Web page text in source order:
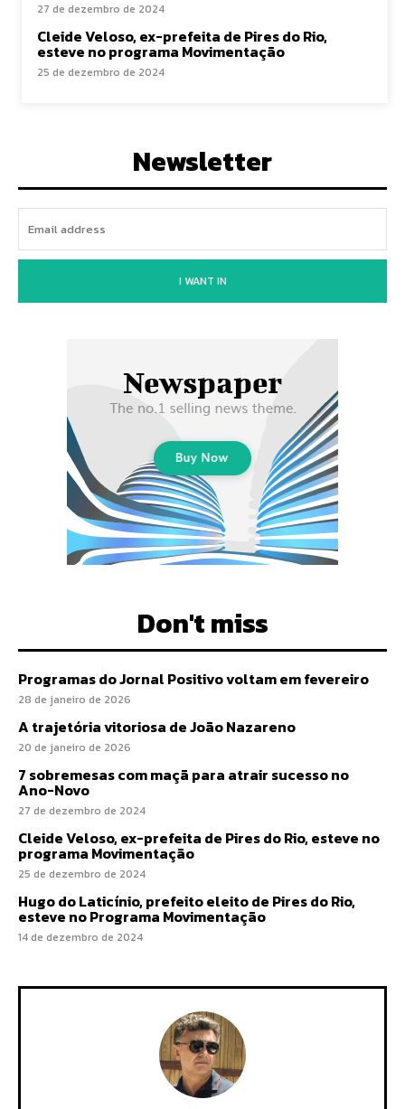
27 de dezembro de 2024
Cleide Veloso, ex-prefeita de Pires do Rio,
esteve no programa Movimentação
25 de dezembro de 2024
Newsletter
I WANT IN
Don't miss
Programas do Jornal Positivo voltam em fevereiro
28 de janeiro de 2026
A trajetória vitoriosa de João Nazareno
20 de janeiro de 2026
7 sobremesas com maçã para atrair sucesso no
Ano-Novo
27 de dezembro de 2024
Cleide Veloso, ex-prefeita de Pires do Rio, esteve no
programa Movimentação
25 de dezembro de 2024
Hugo do Laticínio, prefeito eleito de Pires do Rio,
esteve no Programa Movimentação
14 de dezembro de 2024